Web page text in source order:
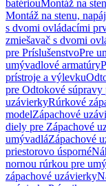
batériouMontáž na
Montáž na stenu,
s dvomi ovládacími
zmiešavač s dvomi
pre PríslušenstvoPre
umývadlové armatúry
prístroje a výlevku
pre Odtokové súpravy
uzávierkyRúrkové
modelZápachové
diely pre Zápachové
umývadláZápachové
priestorovo úsporné
nornou rúrkou pre
zápachové uzávierky